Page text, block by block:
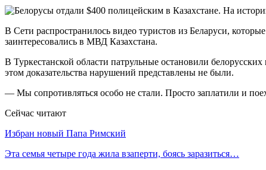
В Сети распространилось видео туристов из Беларуси,
заинтересовались в МВД Казахстана.
В Туркестанской области патрульные остановили
этом доказательства нарушений представлены не были.
— Мы сопротивляться особо не стали. Просто заплатили и
Сейчас читают
Избран новый Папа Римский
Эта семья четыре года жила взаперти, боясь заразиться…